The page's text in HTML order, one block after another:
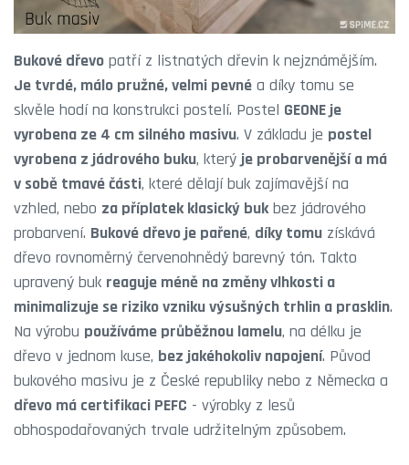
Bukové dřevo patří z listnatých dřevin k nejznámějším.
Je tvrdé, málo pružné, velmi pevné a díky tomu se
skvěle hodí na konstrukci postelí. Postel GEONE je
vyrobena ze 4 cm silného masivu. V základu je postel
vyrobena z jádrového buku, kterýje probarvenější a má
v sobě tmavé části, které dělají buk zajímavější na
vzhled, nebo za příplatek klasický bukbez jádrového
probarvení. Bukové dřevo je pařené, díky tomu získává
dřevo rovnoměrný červenohnědý barevný tón. Takto
upravený buk reaguje méně na změny vlhkosti a
minimalizuje se riziko vzniku výsušných trhlin a prasklin.
Na výrobu používáme průběžnou lamelu, na délku je
dřevo v jednom kuse, bez jakéhokoliv napojení. Původ
bukového masivu je z České republiky nebo z Německa a
dřevo má certifikaci PEFC - výrobky z lesů
obhospodařovaných trvale udržitelným způsobem.